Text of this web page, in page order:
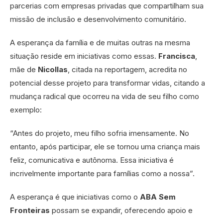
parcerias com empresas privadas que compartilham sua
missão de inclusão e desenvolvimento comunitário.
A esperança da família e de muitas outras na mesma
situação reside em iniciativas como essas. Francisca,
mãe de Nicollas, citada na reportagem, acredita no
potencial desse projeto para transformar vidas, citando a
mudança radical que ocorreu na vida de seu filho como
exemplo:
“Antes do projeto, meu filho sofria imensamente. No
entanto, após participar, ele se tornou uma criança mais
feliz, comunicativa e autônoma. Essa iniciativa é
incrivelmente importante para famílias como a nossa”.
A esperança é que iniciativas como o ABA Sem
Fronteiras possam se expandir, oferecendo apoio e